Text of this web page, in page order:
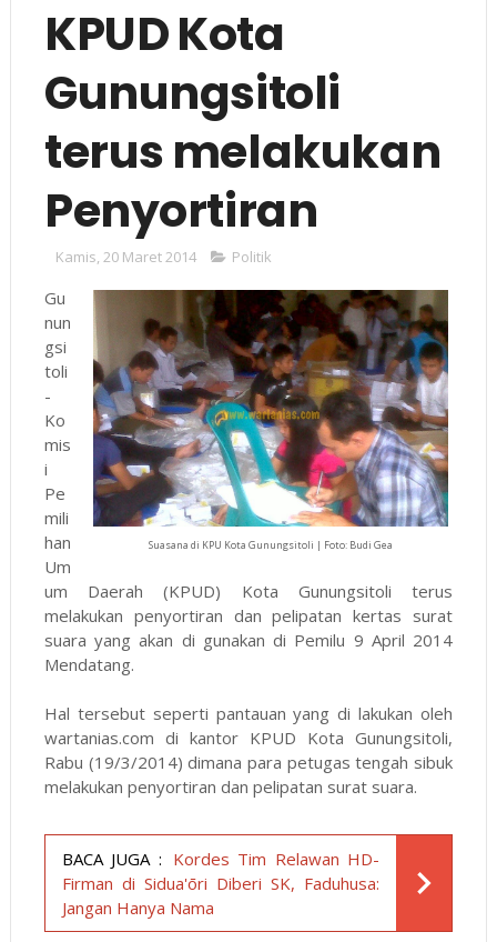
KPUD Kota
Gunungsitoli
terus melakukan
Penyortiran
Kamis, 20 Maret 2014 Politik
Suasana di KPU Kota Gunungsitoli | Foto: Budi Gea
Gu
nun
gsi
toli
-
Ko
mis
i
Pe
mili
han
Um
um Daerah (KPUD) Kota Gunungsitoli terus
melakukan penyortiran dan pelipatan kertas surat
suara yang akan di gunakan di Pemilu 9 April 2014
Mendatang.
Hal tersebut seperti pantauan yang di lakukan oleh
wartanias.com di kantor KPUD Kota Gunungsitoli,
Rabu (19/3/2014) dimana para petugas tengah sibuk
melakukan penyortiran dan pelipatan surat suara.
BACA JUGA : Kordes Tim Relawan HD-
Firman di Sidua'ōri Diberi SK, Faduhusa:
Jangan Hanya Nama